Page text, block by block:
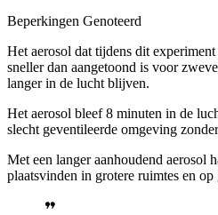
Beperkingen Genoteerd
Het aerosol dat tijdens dit
sneller dan aangetoond is voor
langer in de lucht blijven.
Het aerosol bleef 8 minuten in de
slecht geventileerde omgeving
Met een langer aanhoudend aerosol
plaatsvinden in grotere ruimtes en op